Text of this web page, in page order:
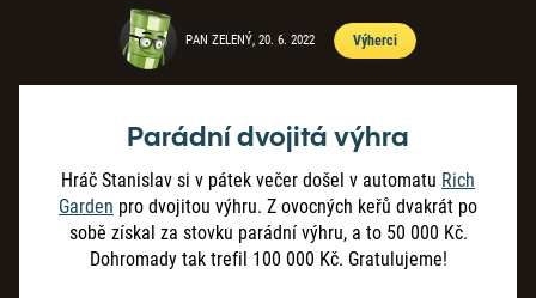
PAN ZELENÝ, 20. 6. 2022 Výherci
Parádní dvojitá výhra
Hráč Stanislav si v pátek večer došel v automatu Rich
Garden pro dvojitou výhru. Z ovocných keřů dvakrát po
sobě získal za stovku parádní výhru, a to 50 000 Kč.
Dohromady tak trefil 100 000 Kč. Gratulujeme!